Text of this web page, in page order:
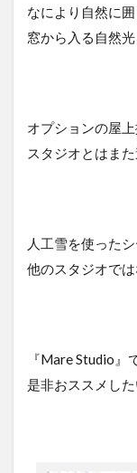
なにより自然に
窓から入る自然
オプションの屋
スタジオとはま
人工雪を使った
他のスタジオで
『Mare Studio』
是非おススメし